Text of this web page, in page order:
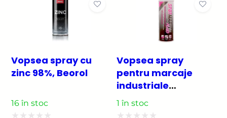
Vopsea spray cu
zinc 98%, Beorol
16 în stoc
Vopsea spray
pentru marcaje
industriale
COLORMARK
Spotmarker, 500ml,
1 în stoc